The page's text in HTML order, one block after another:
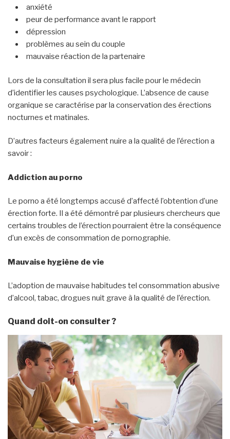
anxiété
peur de performance avant le rapport
dépression
problèmes au sein du couple
mauvaise réaction de la partenaire
Lors de la consultation il sera plus facile pour le médecin
d’identifier les causes psychologique. L’absence de cause
organique se caractérise par la conservation des érections
nocturnes et matinales.
D’autres facteurs également nuire a la qualité de l’érection a
savoir :
Addiction au porno
Le porno a été longtemps accusé d’affecté l’obtention d’une
érection forte. Il a été démontré par plusieurs chercheurs que
certains troubles de l’érection pourraient être la conséquence
d’un excès de consommation de pornographie.
Mauvaise hygiène de vie
L’adoption de mauvaise habitudes tel consommation abusive
d’alcool, tabac, drogues nuit grave à la qualité de l’érection.
Quand doit-on consulter ?